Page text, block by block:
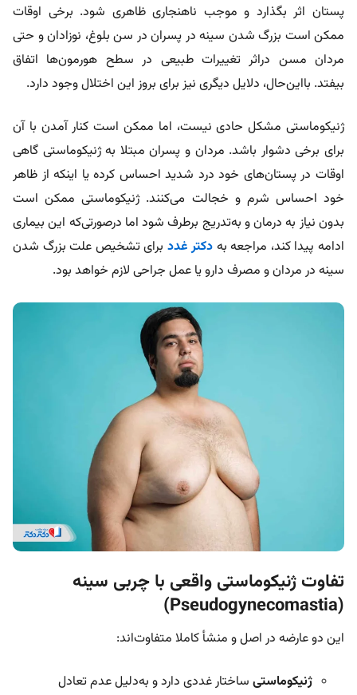
پستان اثر بگذارد و موجب ناهنجاری ظاهری شود. برخی اوقات
ممکن است بزرگ شدن سينه در پسران در سن بلوغ، نوزادان و حتی
مردان مسن دراثر تغییرات طبیعی در سطح هورمون‌ها اتفاق
بیفتد. بااین‌حال، دلایل دیگری نیز برای بروز این اختلال وجود دارد.
ژنیکوماستی مشکل حادی نیست، اما ممکن است کنار آمدن با آن
برای برخی دشوار باشد. مردان و پسران مبتلا به ژنیکوماستی گاهی
اوقات در پستان‌های خود درد شدید احساس کرده یا اینکه از ظاهر
خود احساس شرم‌ و خجالت می‌کنند. ژنیکوماستی ممکن است
بدون نیاز به درمان و به‌تدریج برطرف شود اما درصورتی‌که این بیماری
ادامه پیدا کند، مراجعه به دکتر غدد برای تشخیص علت بزرگ شدن
سینه در مردان و مصرف دارو یا عمل جراحی لازم خواهد بود.
تفاوت ژنیکوماستی واقعی با چربی سینه
(Pseudogynecomastia)
این دو عارضه در اصل و منشأ کاملا متفاوت‌اند:
ژنیکوماستی ساختار غددی دارد و به‌دلیل عدم تعادل